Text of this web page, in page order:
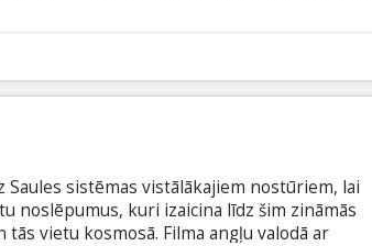
un konspirāciju teoriju autors K.S.
neiespējamā pēdējās iespējas misijā
latviešu un krievu valodā.
sistēmas vistālākajiem nostūriem, lai
noslēpumus, kuri izaicina līdz šim zināmās
vietu kosmosā. Filma angļu valodā ar